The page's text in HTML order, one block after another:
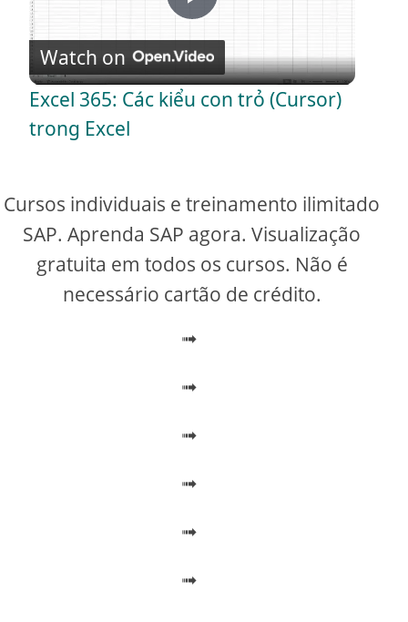
P
l
V
i
d
e
Watch on
Excel 365: Các kiểu con trỏ (Cursor)
trong Excel
Cursos individuais e treinamento ilimitado
SAP. Aprenda SAP agora. Visualização
gratuita em todos os cursos. Não é
necessário cartão de crédito.
➟
➟
➟
➟
➟
➟